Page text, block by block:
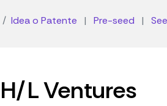
Idea o Patente | Pre-seed |
H/L Ventures